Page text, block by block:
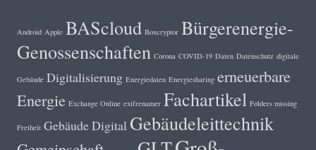
Android Apple BAScloud Boxcryptor Bürgerenergie-
Genossenschaften Corona COVID-19 Daten Datenschutz digitale
Gebäude Digitalisierung Energiedaten Energiesharing erneuerbare
Energie Exchange Online exifrenamer Fachartikel Folders missing
Freiheit Gebäude Digital Gebäudeleittechnik